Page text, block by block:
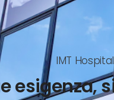
IMT Hospital
esigenza,